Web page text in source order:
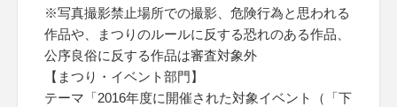
※写真撮影禁止場所での撮影、危険行為と思われる
作品や、まつりのルールに反する恐れのある作品、
公序良俗に反する作品は審査対象外
【まつり・イベント部門】
テーマ「2016年度に開催された対象イベント（「下